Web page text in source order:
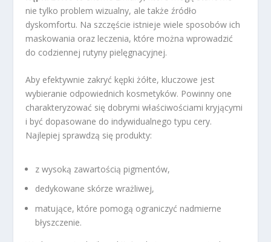
nie tylko problem wizualny, ale także źródło
dyskomfortu. Na szczęście istnieje wiele sposobów ich
maskowania oraz leczenia, które można wprowadzić
do codziennej rutyny pielęgnacyjnej.
Aby efektywnie zakryć kępki żółte, kluczowe jest
wybieranie odpowiednich kosmetyków. Powinny one
charakteryzować się dobrymi właściwościami kryjącymi
i być dopasowane do indywidualnego typu cery.
Najlepiej sprawdzą się produkty:
z wysoką zawartością pigmentów,
dedykowane skórze wrażliwej,
matujące, które pomogą ograniczyć nadmierne
błyszczenie.